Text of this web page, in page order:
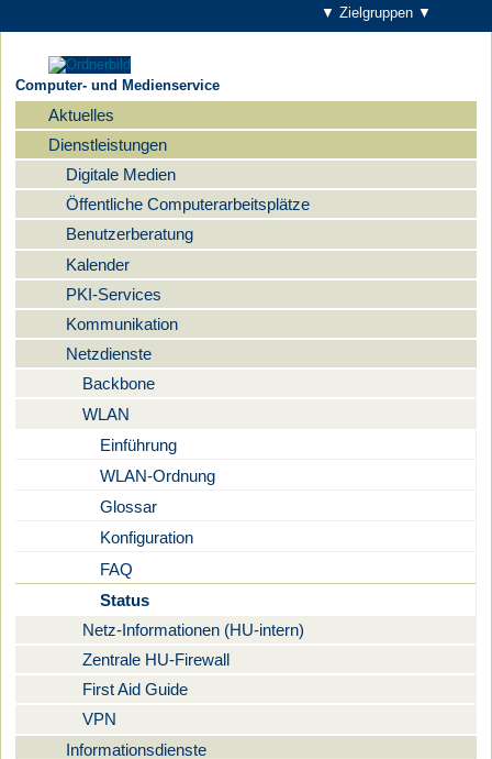
▼ Zielgruppen ▼
Computer- und Medienservice
Navigation
Aktuelles
Dienstleistungen
Digitale Medien
Öffentliche Computerarbeitsplätze
Benutzerberatung
Kalender
PKI-Services
Kommunikation
Netzdienste
Backbone
WLAN
Einführung
WLAN-Ordnung
Glossar
Konfiguration
FAQ
Status
Netz-Informationen (HU-intern)
Zentrale HU-Firewall
First Aid Guide
VPN
Informationsdienste